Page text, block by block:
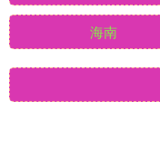
海南